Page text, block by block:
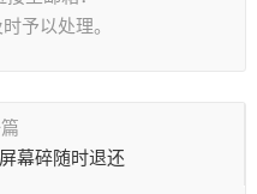
予以处理。
幕碎随时退还